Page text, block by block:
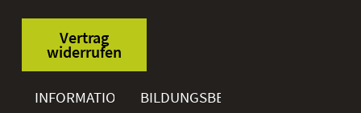
Vertrag
widerrufen
INFORMATIONENBILDUNGSBEREICHE